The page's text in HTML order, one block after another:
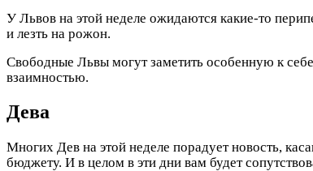
У Львов на этой неделе ожидаются какие-то
и лезть на рожон.
Свободные Львы могут заметить особенную к
взаимностью.
Дева
Многих Дев на этой неделе порадует новость,
бюджету. И в целом в эти дни вам будет